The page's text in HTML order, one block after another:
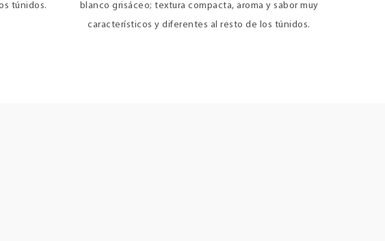
túnidos.
blanco grisáceo; textura compacta, aroma y sabor muy
característicos y diferentes al resto de los túnidos.